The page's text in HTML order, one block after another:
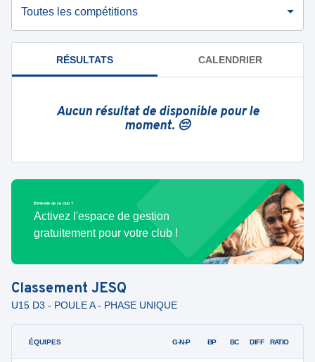
Toutes les compétitions
RÉSULTATS CALENDRIER
Aucun résultat de disponible pour le
moment. 😔
Bénévole de ce club ?
Activez l'espace de gestion
gratuitement pour votre club !
Classement JESQ
U15 D3 - POULE A - PHASE UNIQUE
ÉQUIPES G-N-P BP BC DIFF RATIO